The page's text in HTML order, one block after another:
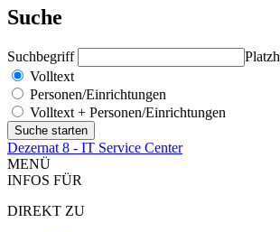
Suche
Suchbegriff
Volltext
Personen/Einrichtungen
Volltext + Personen/Einrichtungen
Dezernat 8 - IT Service Center
MENÜ
INFOS FÜR
DIREKT ZU